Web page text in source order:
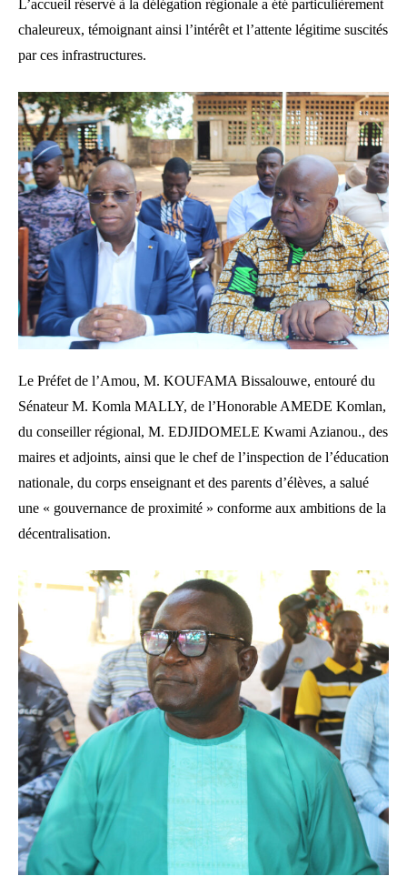
L’accueil réservé à la délégation régionale a été particulièrement
chaleureux, témoignant ainsi l’intérêt et l’attente légitime suscités
par ces infrastructures.
Le Préfet de l’Amou, M. KOUFAMA Bissalouwe, entouré du
Sénateur M. Komla MALLY, de l’Honorable AMEDE Komlan,
du conseiller régional, M. EDJIDOMELE Kwami Azianou., des
maires et adjoints, ainsi que le chef de l’inspection de l’éducation
nationale, du corps enseignant et des parents d’élèves, a salué
une « gouvernance de proximité » conforme aux ambitions de la
décentralisation.